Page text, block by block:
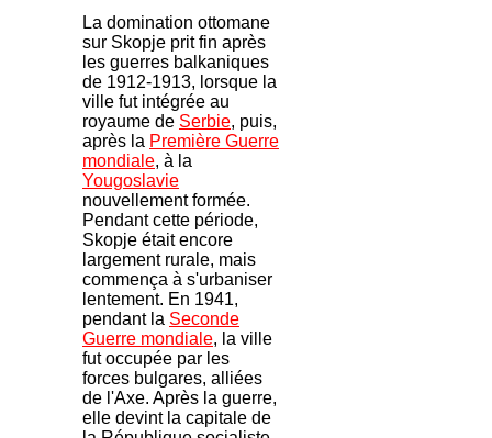
La domination ottomane
sur Skopje prit fin après
les guerres balkaniques
de 1912-1913, lorsque la
ville fut intégrée au
royaume de Serbie, puis,
après la Première Guerre
mondiale, à la
Yougoslavie
nouvellement formée.
Pendant cette période,
Skopje était encore
largement rurale, mais
commença à s'urbaniser
lentement. En 1941,
pendant la Seconde
Guerre mondiale, la ville
fut occupée par les
forces bulgares, alliées
de l'Axe. Après la guerre,
elle devint la capitale de